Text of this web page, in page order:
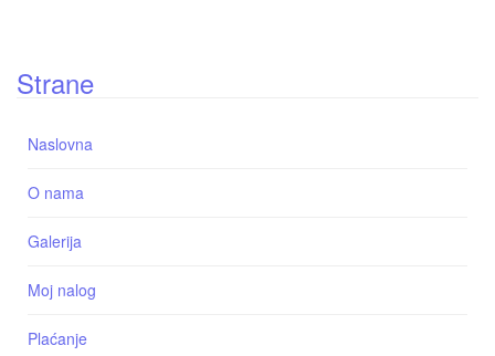
Strane
Naslovna
O nama
Galerija
Moj nalog
Plaćanje